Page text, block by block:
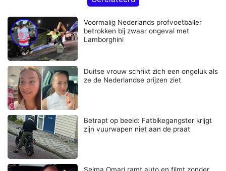
Voormalig Nederlands profvoetballer
betrokken bij zwaar ongeval met
Lamborghini
Duitse vrouw schrikt zich een ongeluk als
ze de Nederlandse prijzen ziet
Betrapt op beeld: Fatbikegangster krijgt
zijn vuurwapen niet aan de praat